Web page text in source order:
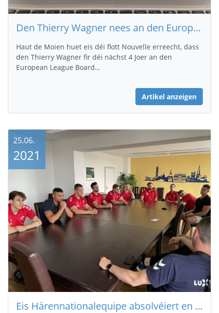
Den Thierry Wagner nees an den European League Board vun der EHF gewielt
Haut de Moien huet eis déi flott Nouvelle erreecht, dass
den Thierry Wagner fir déi nächst 4 Joer an den
European League Board…
Artikel anzeigen
Eis Härennationalequipe absolvéiert en Trainingsstage zu Rostock
25.06.
2021